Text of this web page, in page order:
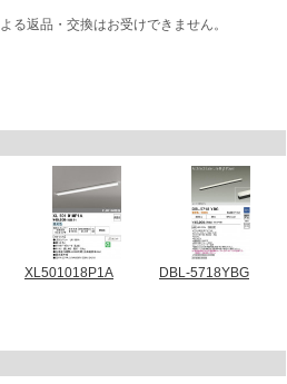
返品・交換はお受けできません。
XL501018P1A DBL-5718YBG